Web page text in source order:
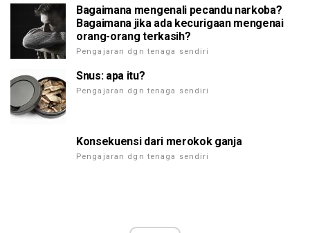
Bagaimana mengenali pecandu narkoba?
Bagaimana jika ada kecurigaan mengenai
orang-orang terkasih?
Pengajaran dgn tenaga sendiri
Snus: apa itu?
Pengajaran dgn tenaga sendiri
Konsekuensi dari merokok ganja
Pengajaran dgn tenaga sendiri